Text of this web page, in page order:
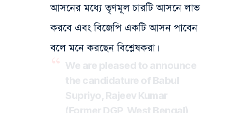
আসনের মধ্যে তৃণমূল চারটি আসনে লাভ
করবে এবং বিজেপি একটি আসন পাবেন
বলে মনে করছেন বিশ্লেষকরা।
We are pleased to announce
the candidature of Babul
Supriyo, Rajeev Kumar
(Former DGP, West Bengal),